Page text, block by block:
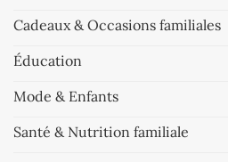
Cadeaux & Occasions familiales
Éducation
Mode & Enfants
Santé & Nutrition familiale